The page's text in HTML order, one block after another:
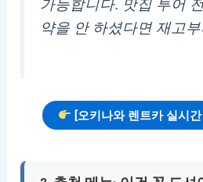
가능합니다. 맛집 투어
약을 안 하셨다면 재고
[오키나와 렌트카 실시